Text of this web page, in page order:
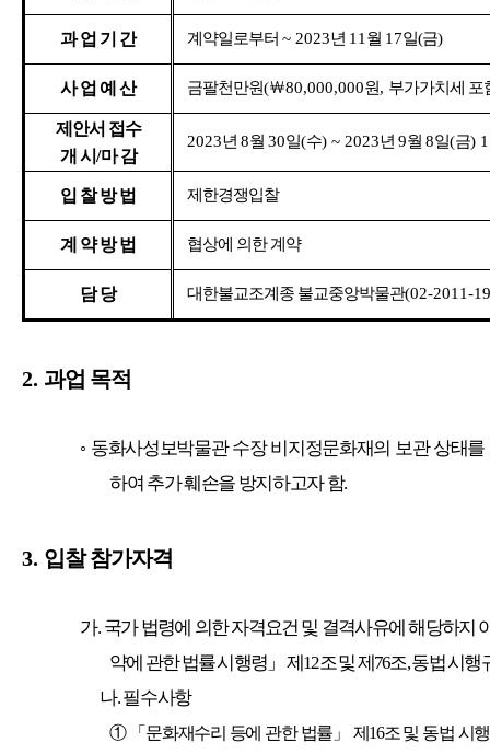
과 업 기 간 계약일로부터 ~ 2023년 11 월 17일(금)
사 업 예 산 금팔천만원(￦80,000,000원, 부가가치세 포
제안서 접수
개 시 /마 감
2023년 8월 30일(수) ~ 2023년 9월 8일(금)
입 찰 방 법 제한경쟁입찰
계 약 방 법 협상에 의한 계약
담 당 대한불교조계종 불교중앙박물관(02-2011-
2. 과업 목적
◦ 동화사성보박물관 수장 비지정문화재의 보관 상태를
하여 추가 훼손을 방지하고자 함.
3. 입찰 참가자격
가. 국가 법령에 의한 자격요건 및 결격사유에 해당하지
약에 관한 법률 시행령 」 제12조 및 제76조,동법 시행
나.필수사항
① 「 문화재수리 등에 관한 법률」 제 16조 및 동법 시